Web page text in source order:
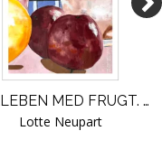
STILLEBEN MED FRUGT. LOTTE NEUPART
Lotte Neupart